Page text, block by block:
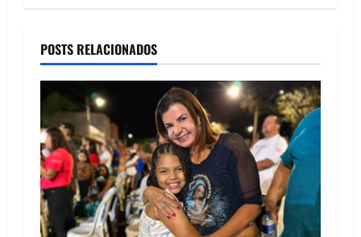
a
v
i
g
a
t
POSTS RELACIONADOS